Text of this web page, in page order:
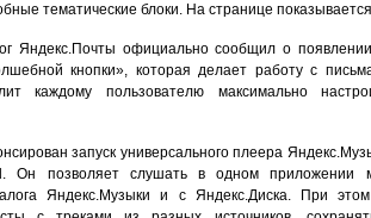
тематические блоки. На странице
Яндекс.Почты официально сообщил о
кнопки», которая делает работу с
каждому пользователю максимально
запуск универсального плеера
Он позволяет слушать в одном приложении
Яндекс.Музыки и с Яндекс.Диска. При